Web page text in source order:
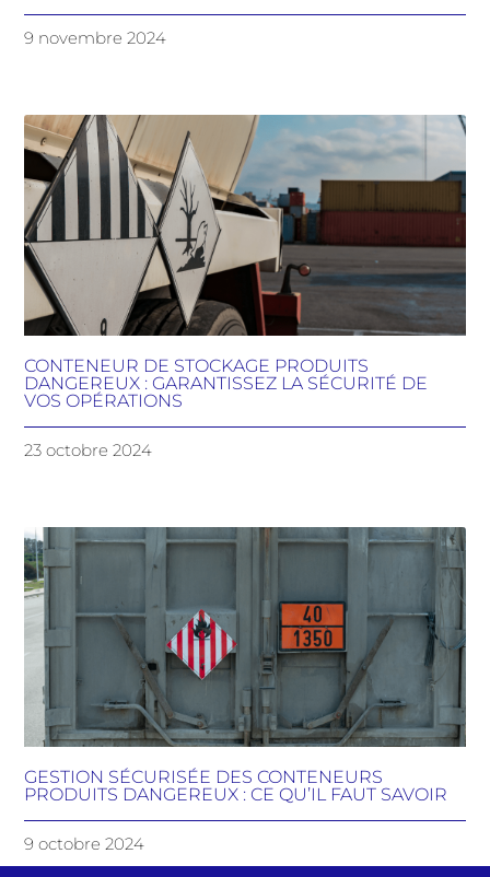
9 novembre 2024
CONTENEUR DE STOCKAGE PRODUITS
DANGEREUX : GARANTISSEZ LA SÉCURITÉ DE
VOS OPÉRATIONS
23 octobre 2024
GESTION SÉCURISÉE DES CONTENEURS
PRODUITS DANGEREUX : CE QU’IL FAUT SAVOIR
9 octobre 2024